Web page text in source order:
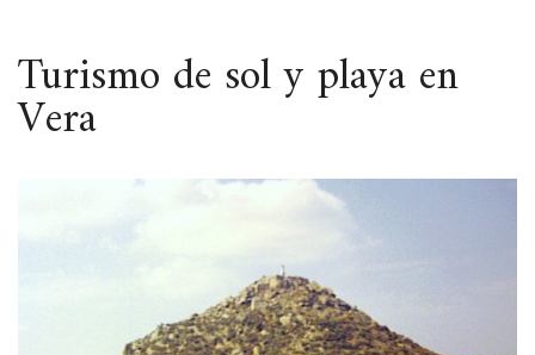
ESPACIO
Turismo de sol y playa en
Vera